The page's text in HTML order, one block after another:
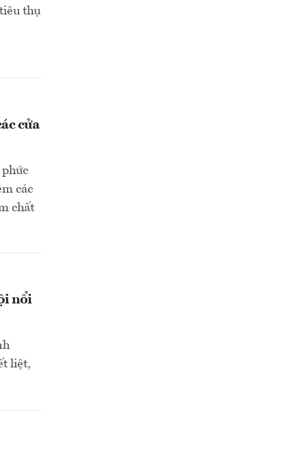
thụ
cửa
các
chất
nổi
liệt,